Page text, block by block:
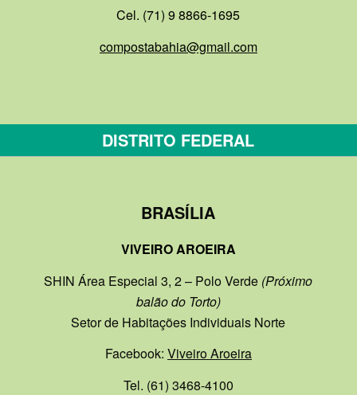
Cel. (71) 9 8866-1695
compostabahia@gmail.com
DISTRITO FEDERAL
BRASÍLIA
VIVEIRO AROEIRA
SHIN Área Especial 3, 2 – Polo Verde (Próximo
balão do Torto)
Setor de Habitações Individuais Norte
Facebook: Viveiro Aroeira
Tel. (61) 3468-4100